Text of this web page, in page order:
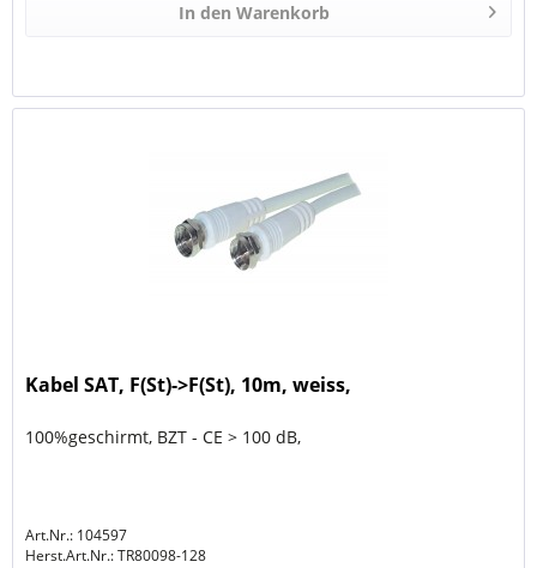
In den Warenkorb
Kabel SAT, F(St)->F(St), 10m, weiss,
100%geschirmt, BZT - CE > 100 dB,
Art.Nr.: 104597
Herst.Art.Nr.:TR80098-128